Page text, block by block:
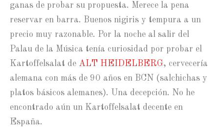
ganas de probar su propuesta. Merece la pena
reservar en barra. Buenos nigiris y tempura a un
precio muy razonable. Por la noche al salir del
Palau de la Música tenía curiosidad por probar el
Kartoffelsalat de ALT HEIDELBERG, cervecería
alemana con más de 90 años en BCN (salchichas y
platos básicos alemanes). Una decepción. No he
encontrado aún un Kartoffelsalat decente en
España.